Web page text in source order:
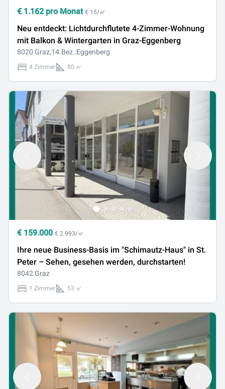
€ 1.162pro Monat € 15/㎡
Neu entdeckt: Lichtdurchflutete 4-Zimmer-Wohnung
mit Balkon & Wintergarten in Graz-Eggenberg
8020 Graz,14.Bez.:Eggenberg
4 Zimmer 80 ㎡
€ 159.000 € 2.993/㎡
Ihre neue Business-Basis im "Schimautz-Haus" in St.
Peter – Sehen, gesehen werden, durchstarten!
8042 Graz
1 Zimmer 53 ㎡